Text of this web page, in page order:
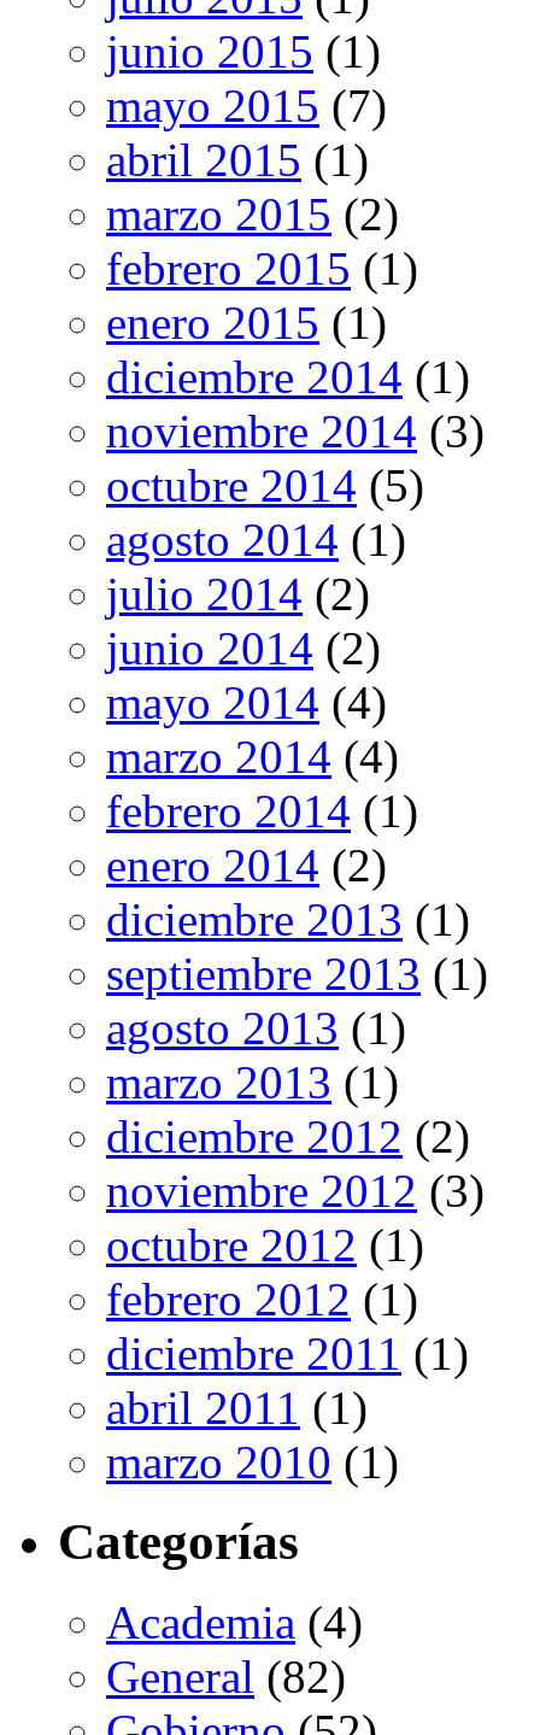
junio 2015 (1)
mayo 2015 (7)
abril 2015 (1)
marzo 2015 (2)
febrero 2015 (1)
enero 2015 (1)
diciembre 2014 (1)
noviembre 2014 (3)
octubre 2014 (5)
agosto 2014 (1)
julio 2014 (2)
junio 2014 (2)
mayo 2014 (4)
marzo 2014 (4)
febrero 2014 (1)
enero 2014 (2)
diciembre 2013 (1)
septiembre 2013 (1)
agosto 2013 (1)
marzo 2013 (1)
diciembre 2012 (2)
noviembre 2012 (3)
octubre 2012 (1)
febrero 2012 (1)
diciembre 2011 (1)
abril 2011 (1)
marzo 2010 (1)
Categorías
Academia (4)
General (82)